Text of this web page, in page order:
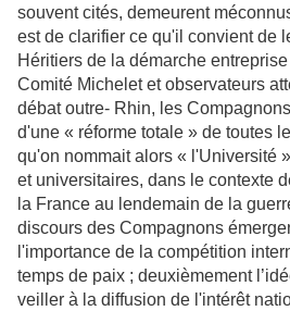
souvent cités, demeurent
est de clarifier ce qu'il convient de
Héritiers de la démarche
Comité Michelet et observateurs
débat outre- Rhin, les
d'une « réforme totale » de toutes
qu'on nommait alors « l'Université
et universitaires, dans le contexte
la France au lendemain de la
discours des Compagnons
l'importance de la compétition
temps de paix ; deuxièmement
veiller à la diffusion de l'intérêt